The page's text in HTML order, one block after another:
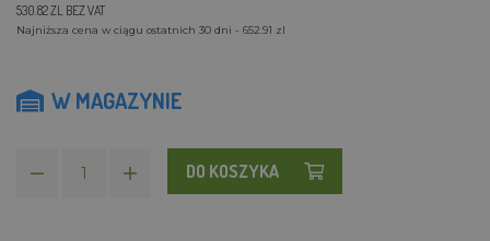
530.82 ZL BEZ VAT
Najniższa cena w ciągu ostatnich 30 dni - 652.91 zl
W MAGAZYNIE
DO KOSZYKA